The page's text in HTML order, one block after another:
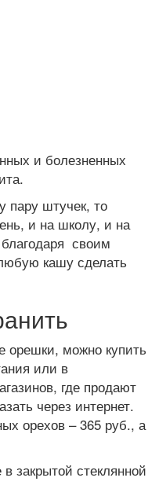
и болезненных
пару штучек, то
и на школу, и на
своим
кашу сделать
орешки, можно купить
или в
где продают
через интернет.
орехов – 365 руб., а
закрытой стеклянной